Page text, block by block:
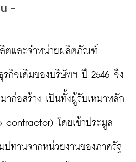
-
ตและจำหน่ายผลิตภัณฑ์
รกิจเดิมของบริษัทฯ ปี 2546 จึง
าก่อสร้าง เป็นทั้งผู้รับเหมาหลัก
contractor) โดยเข้าประมูล
ปทานจากหน่วยงานของภาครัฐ